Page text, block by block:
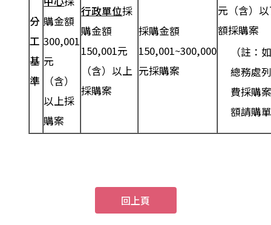
分
工
基
準
購金額
300,001
元
（含）
以上採
購案
行政單位採
購金額
150,001元
（含）以上
採購案
採購金額
150,001~300,000
元採購案
元（含）
額採購案
（註：
總務處
費採購
額請購
回上頁